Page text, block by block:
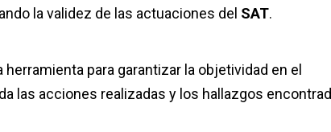
la validez de las actuaciones del SAT.
para garantizar la objetividad en el
las acciones realizadas y los hallazgos